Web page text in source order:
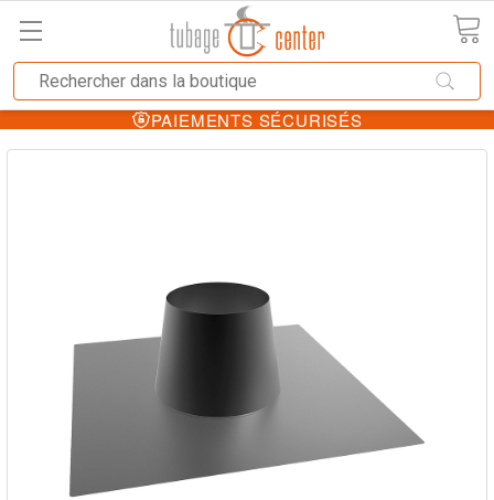
PAIEMENTS SÉCURISÉS